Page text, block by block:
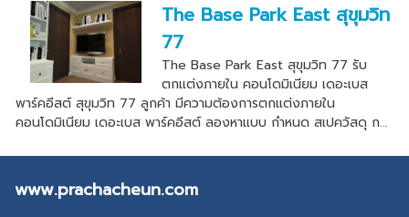
The Base Park East สุขุมวิท
77
The Base Park East สุขุมวิท 77 รับ
ตกแต่งภายใน คอนโดมิเนียม เดอะเบส
พาร์คอีสต์ สุขุมวิท 77 ลูกค้า มีความต้องการตกแต่งภายใน
คอนโดมิเนียม เดอะเบส พาร์คอีสต์ ลองหาแบบ กำหนด สเปควัสดุ ก...
www.prachacheun.com